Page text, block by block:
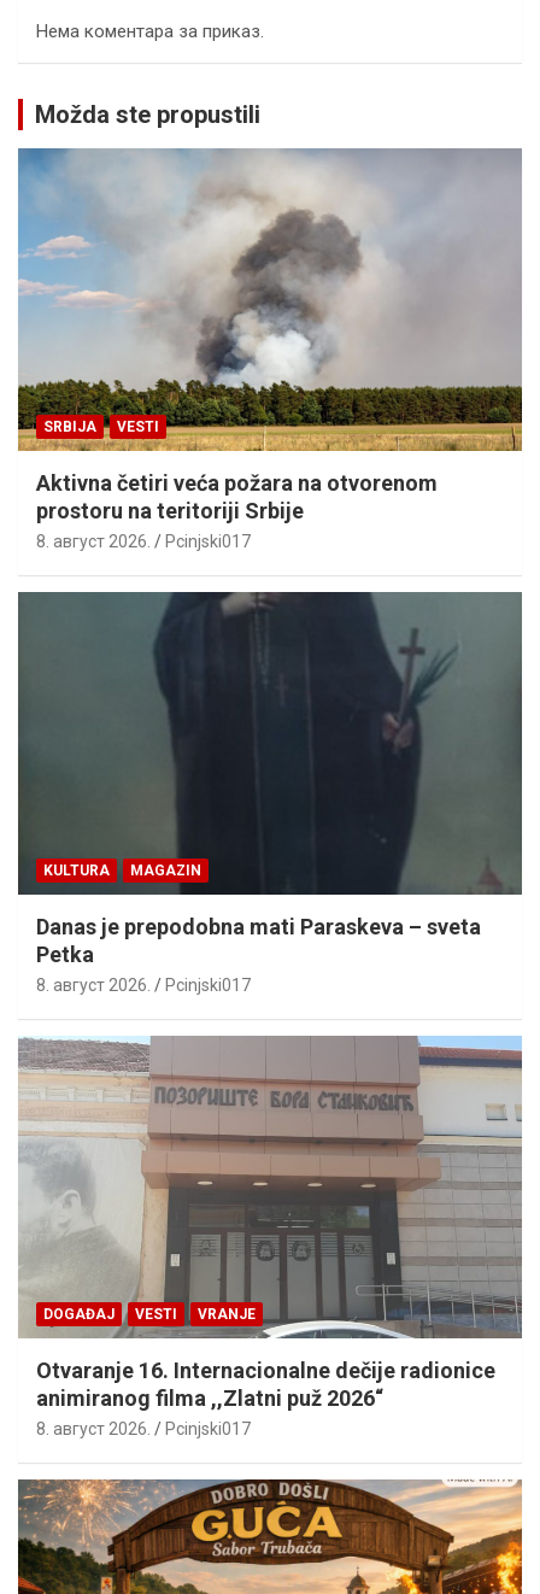
Нема коментара за приказ.
Možda ste propustili
SRBIJA VESTI
Aktivna četiri veća požara na otvorenom
prostoru na teritoriji Srbije
8. август 2026. Pcinjski017
KULTURA MAGAZIN
Danas je prepodobna mati Paraskeva – sveta
Petka
8. август 2026. Pcinjski017
DOGAĐAJ VESTI VRANJE
Otvaranje 16. Internacionalne dečije radionice
animiranog filma ,,Zlatni puž 2026“
8. август 2026. Pcinjski017